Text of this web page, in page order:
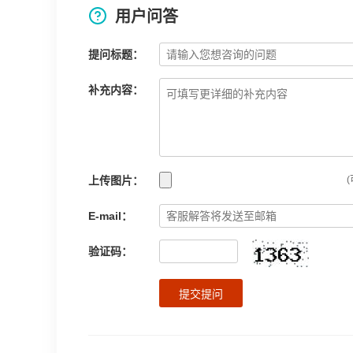
用户问答
提问标题：
补充内容：
上传图片： (
E-mail：
验证码：
提交提问